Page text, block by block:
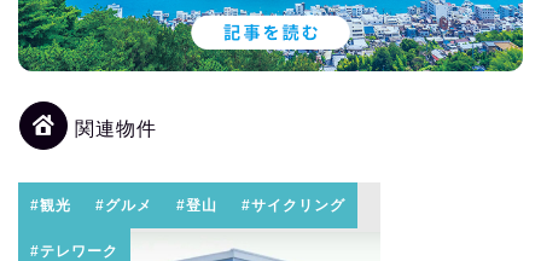
関連物件
#観光 #グルメ #登山 #サイクリング
#テレワーク